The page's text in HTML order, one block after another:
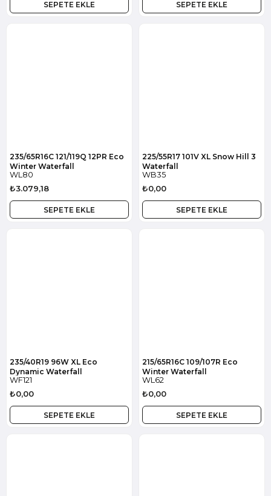
SEPETE EKLE SEPETE EKLE
235/65R16C 121/119Q 12PR Eco
Winter Waterfall
WL80
₺3.079,18
SEPETE EKLE
225/55R17 101V XL Snow Hill 3
Waterfall
WB35
₺0,00
SEPETE EKLE
235/40R19 96W XL Eco
Dynamic Waterfall
WF121
₺0,00
SEPETE EKLE
215/65R16C 109/107R Eco
Winter Waterfall
WL62
₺0,00
SEPETE EKLE